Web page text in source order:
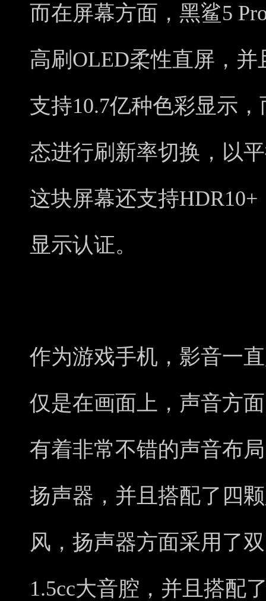
而在屏幕方面，黑鲨5
高刷OLED柔性直屏，
支持10.7亿种色彩显示
态进行刷新率切换，以
这块屏幕还支持
显示认证。
作为游戏手机，影音一
仅是在画面上，声音方
有着非常不错的声音布
扬声器，并且搭配了四
风，扬声器方面采用了
1.5cc大音腔，并且搭配